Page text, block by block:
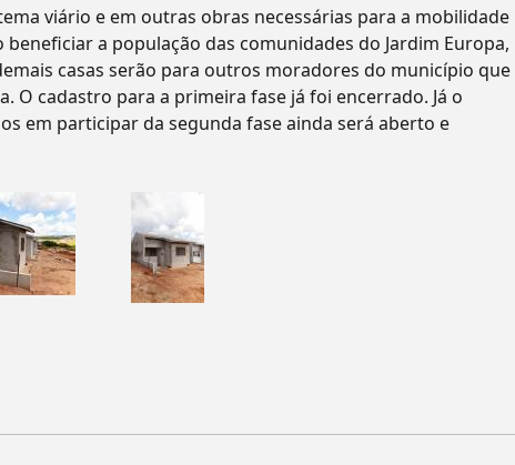
viário e em outras obras necessárias para a mobilidade
beneficiar a população das comunidades do Jardim Europa,
casas serão para outros moradores do município que
O cadastro para a primeira fase já foi encerrado. Já o
em participar da segunda fase ainda será aberto e